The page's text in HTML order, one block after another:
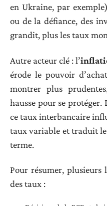
en Ukraine, par
ou de la défiance, des
grandit, plus les taux
Autre acteur clé : l’
érode le pouvoir
montrer plus
hausse pour se protéger.
ce taux interbancaire
taux variable et traduit
terme.
Pour résumer,
des taux :